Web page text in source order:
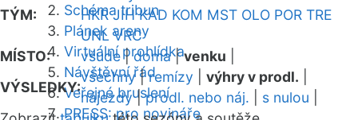
Schéma tribun
Plánek areny
Virtuální prohlídka
Návštěvní řád
Veřejné bruslení
PRESS: pro novináře
TÝM:
HKR JIH KAD KOM MST OLO POR TRE
UNL VRC
MÍSTO:
všude|doma|venku
VÝSLEDKY:
všechny|remízy výhry v prodl.
nájezdy|prodl. nebo náj. s nulou